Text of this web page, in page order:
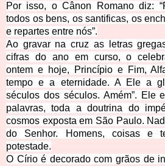
Por isso, o Cânon Romano diz:
todos os bens, os santificas, os
e repartes entre nós”.
Ao gravar na cruz as letras
cifras do ano em curso, o
ontem e hoje, Princípio e Fim,
tempo e a eternidade. A Ele a
séculos dos séculos. Amém”. Ele
palavras, toda a doutrina do
cosmos exposta em São Paulo.
do Senhor. Homens, coisas e
potestade.
O Círio é decorado com grãos de